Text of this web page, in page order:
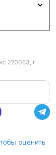
220053, г.
оценить